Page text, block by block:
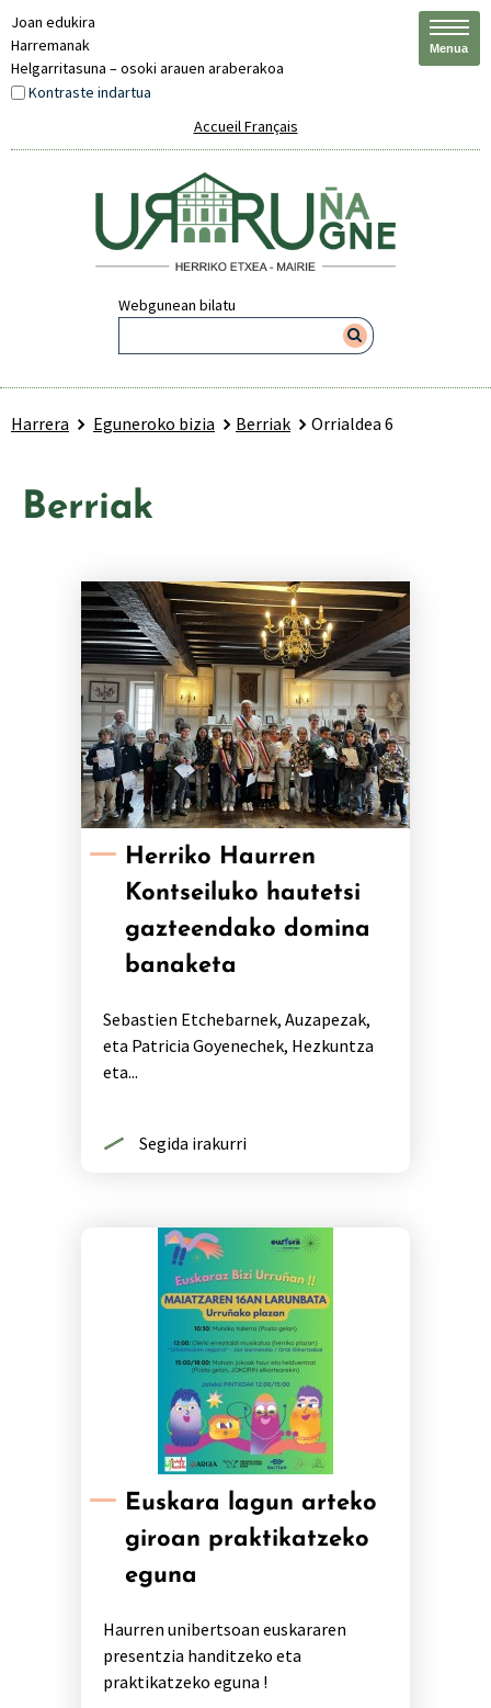
Joan edukira
Harremanak
Helgarritasuna – osoki arauen araberakoa
Kontraste indartua
Accueil Français
Webgunean bilatu
Menua
Harrera Eguneroko bizia Berriak Orrialdea 6
Berriak
Herriko Haurren
Kontseiluko hautetsi
gazteendako domina
banaketa
Sebastien Etchebarnek, Auzapezak,
eta Patricia Goyenechek, Hezkuntza
eta...
Segida irakurri
Euskara lagun arteko
giroan praktikatzeko
eguna
Haurren unibertsoan euskararen
presentzia handitzeko eta
praktikatzeko eguna !